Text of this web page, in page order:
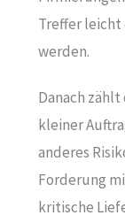
Treffer
werden.
Danach
kleiner
anderes
Forderung
kritische